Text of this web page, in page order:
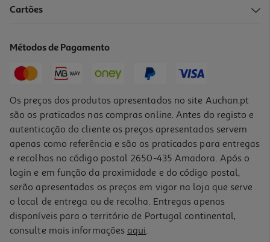
5.0
Champô Ultra Suave Crianças 400ml
Cartões
Métodos de Pagamento
Os preços dos produtos apresentados no site Auchan.pt
são os praticados nas compras online. Antes do registo e
autenticação do cliente os preços apresentados servem
apenas como referência e são os praticados para entregas
e recolhas no código postal 2650-435 Amadora. Após o
login e em função da proximidade e do código postal,
serão apresentados os preços em vigor na loja que serve
o local de entrega ou de recolha. Entregas apenas
disponíveis para o território de Portugal continental,
consulte mais informações aqui.